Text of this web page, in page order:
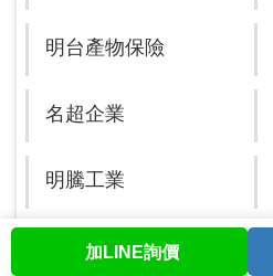
股票查詢
明台產物保險
名超企業
明騰工業
美華影音科技
加LINE詢價